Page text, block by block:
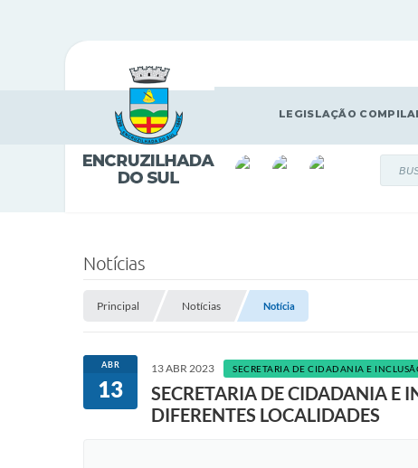
LEGISLAÇÃO
Notícias
Principal Notícias Notícia
ABR
13
13 ABR 2023 SECRETARIA DE CIDADANIA E
SECRETARIA DE CIDADANIA E
DIFERENTES LOCALIDADES